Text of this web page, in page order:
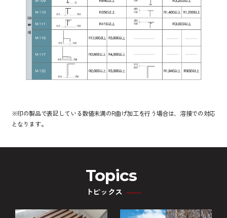
※印の製品で表記している数値未満のR曲げ加工を行う場合は、溶接での対応
となります。
Topics
トピックス